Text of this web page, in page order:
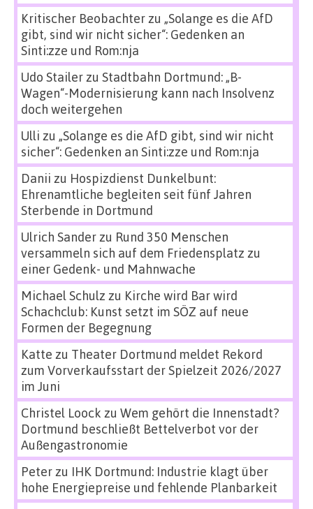
Kritischer Beobachterzu „Solange es die AfD
gibt, sind wir nicht sicher“: Gedenken an
Sinti:zze und Rom:nja
Udo Stailerzu Stadtbahn Dortmund: „B-
Wagen“-Modernisierung kann nach Insolvenz
doch weitergehen
Ulli zu „Solange es die AfD gibt, sind wir nicht
sicher“: Gedenken an Sinti:zze und Rom:nja
Danii zu Hospizdienst Dunkelbunt:
Ehrenamtliche begleiten seit fünf Jahren
Sterbende in Dortmund
Ulrich Sanderzu Rund 350 Menschen
versammeln sich auf dem Friedensplatz zu
einer Gedenk- und Mahnwache
Michael Schulz zu Kirche wird Bar wird
Schachclub: Kunst setzt im SÖZ auf neue
Formen der Begegnung
Katte zu Theater Dortmund meldet Rekord
zum Vorverkaufsstart der Spielzeit 2026/2027
im Juni
Christel Loock zu Wem gehört die Innenstadt?
Dortmund beschließt Bettelverbot vor der
Außengastronomie
Peterzu IHK Dortmund: Industrie klagt über
hohe Energiepreise und fehlende Planbarkeit